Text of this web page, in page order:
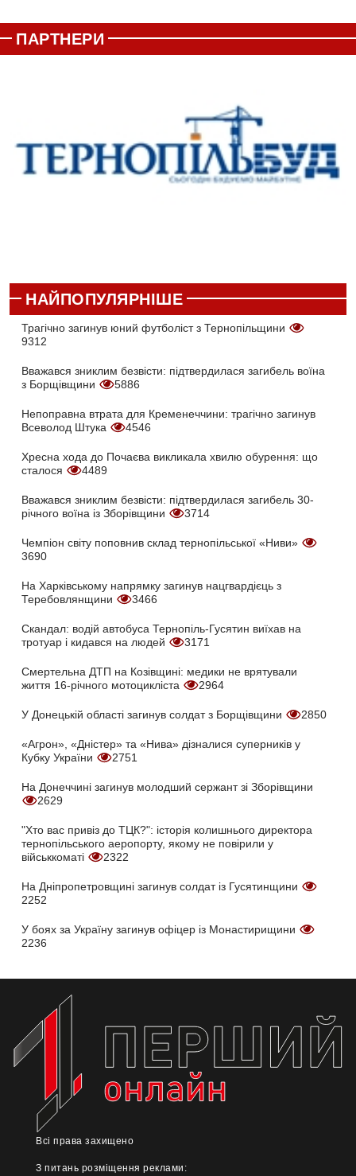
ПАРТНЕРИ
НАЙПОПУЛЯРНІШЕ
Трагічно загинув юний футболіст з Тернопільщини
9312
Вважався зниклим безвісти: підтвердилася загибель воїна
з Борщівщини
5886
Непоправна втрата для Кременеччини: трагічно загинув
Всеволод Штука
4546
Хресна хода до Почаєва викликала хвилю обурення: що
сталося
4489
Вважався зниклим безвісти: підтвердилася загибель 30-
річного воїна із Зборівщини
3714
Чемпіон світу поповнив склад тернопільської «Ниви»
3690
На Харківському напрямку загинув нацгвардієць з
Теребовлянщини
3466
Скандал: водій автобуса Тернопіль-Гусятин виїхав на
тротуар і кидався на людей
3171
Смертельна ДТП на Козівщині: медики не врятували
життя 16-річного мотоцикліста
2964
У Донецькій області загинув солдат з Борщівщини 2850
«Агрон», «Дністер» та «Нива» дізналися суперників у
Кубку України
2751
На Донеччині загинув молодший сержант зі Зборівщини
2629
"Хто вас привіз до ТЦК?": історія колишнього директора
тернопільського аеропорту, якому не повірили у
військкоматі
2322
На Дніпропетровщині загинув солдат із Гусятинщини
2252
У боях за Україну загинув офіцер із Монастирищини
2236
Всі права захищено
З питань розміщення реклами: